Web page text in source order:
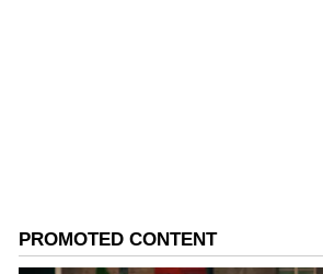
ఓపెన్ చేసిన ఐస్ క్రీమ్ ను ఫ్రీజర్ లో పెట్టే